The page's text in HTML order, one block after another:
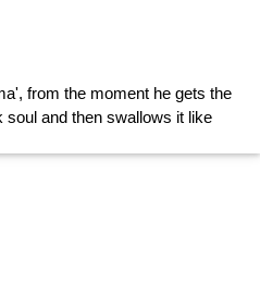
from the moment he gets the
and then swallows it like